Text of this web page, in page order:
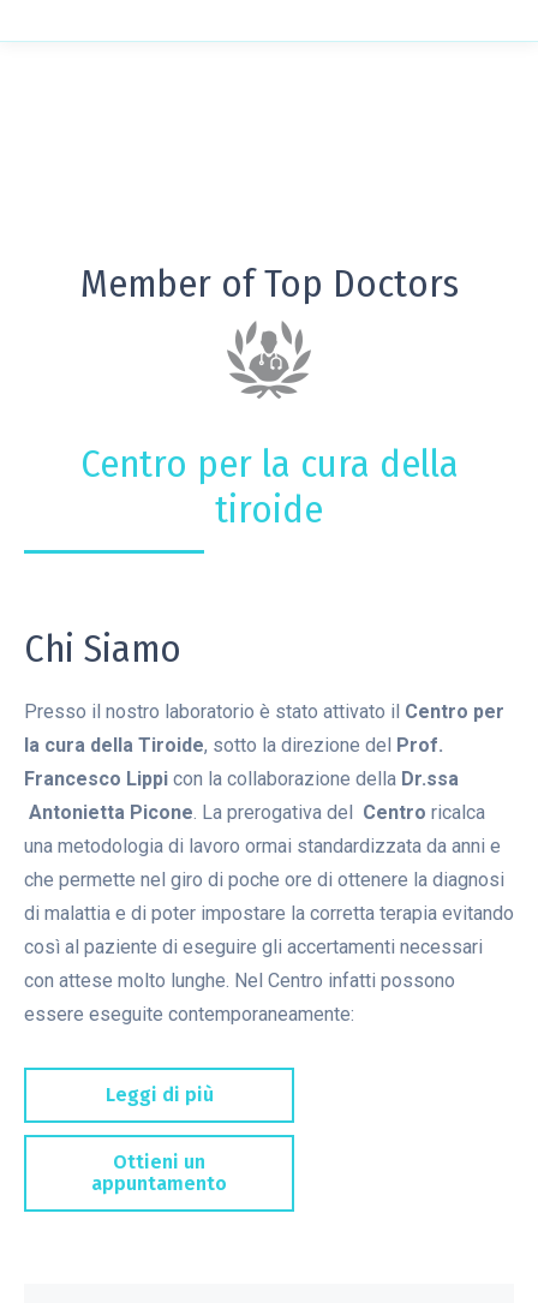
Member of Top Doctors
Centro per la cura della
tiroide
Chi Siamo
Presso il nostro laboratorio è stato attivato il Centro per
la cura della Tiroide, sotto la direzione del Prof.
Francesco Lippi con la collaborazione della Dr.ssa
Antonietta Picone. La prerogativa del Centro ricalca
una metodologia di lavoro ormai standardizzata da anni e
che permette nel giro di poche ore di ottenere la diagnosi
di malattia e di poter impostare la corretta terapia evitando
così al paziente di eseguire gli accertamenti necessari
con attese molto lunghe. Nel Centro infatti possono
essere eseguite contemporaneamente:
Leggi di più
Ottieni un
appuntamento